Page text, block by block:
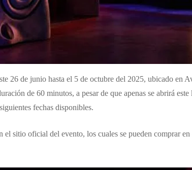
26 de junio hasta el 5 de octubre del 2025, ubicado
de 60 minutos, a pesar de que apenas se abrirá
fechas disponibles.
el sitio oficial del evento, los cuales se pueden comprar